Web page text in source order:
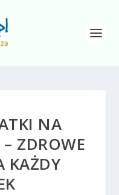
NA
ZDROWE
KAŻDY